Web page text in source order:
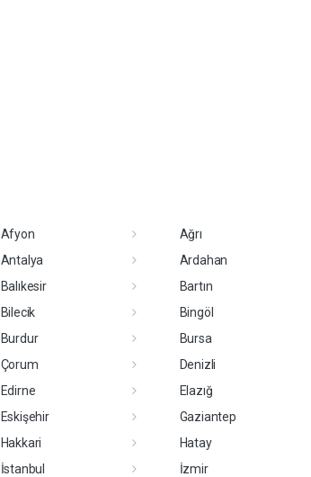
Afyon
Ağrı
Antalya
Ardahan
Balıkesir
Bartın
Bilecik
Bingöl
Burdur
Bursa
Çorum
Denizli
Edirne
Elazığ
Eskişehir
Gaziantep
Hakkari
Hatay
İstanbul
İzmir